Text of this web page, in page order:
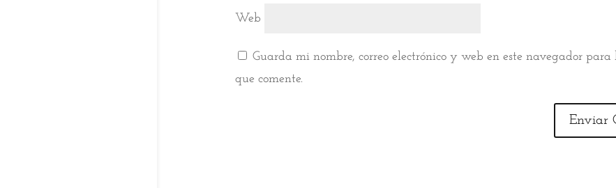
Web
Guarda mi nombre, correo electrónico y web en este navegador
que comente.